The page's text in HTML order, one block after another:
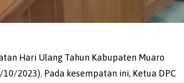
Hari Ulang Tahun Kabupaten Muaro
2023). Pada kesempatan ini, Ketua DPC